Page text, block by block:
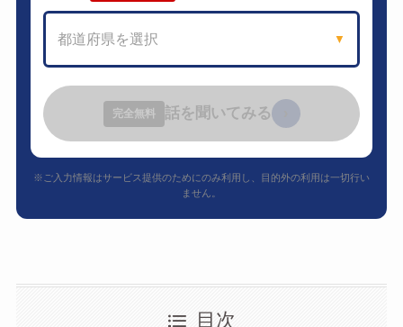
都道府県を選択 ▼
完全無料 話を聞いてみる
※ご入力情報はサービス提供のためにのみ利用し、目的外の利用は一切行い
ません。
目次